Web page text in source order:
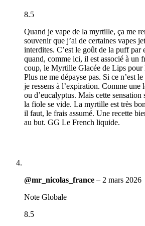
8.5
Quand je vape de la myrtille, ça me
souvenir que j’ai de certaines vapes
interdites. C’est le goût de la puff par
quand, comme ici, il est associé à un
coup, le Myrtille Glacée de Lips pour
Plus ne me dépayse pas. Si ce n’est
je ressens à l’expiration. Comme une
ou d’eucalyptus. Mais cette sensation
la fiole se vide. La myrtille est très
il faut, le frais assumé. Une recette
au but. GG Le French liquide.
@mr_nicolas_france – 2 mars 2026
Note Globale
8.5